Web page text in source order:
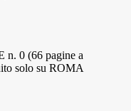
0 (66 pagine a
solo su ROMA